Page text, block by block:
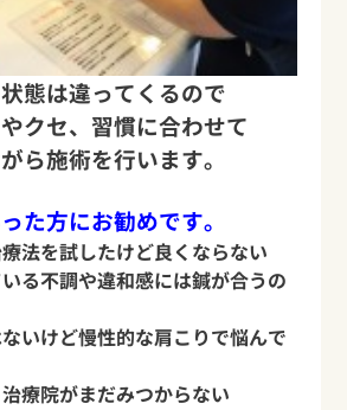
態は違ってくるので
クセ、習慣に合わせて
ら施術を行います。
た方にお勧めです。
法を試したけど良くならない
る不調や違和感には鍼が合うの
いけど慢性的な肩こりで悩んで
療院がまだみつからない